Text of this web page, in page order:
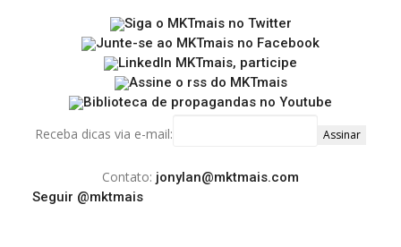
Receba dicas via e-mail:
Contato: jonylan@mktmais.com
Seguir @mktmais